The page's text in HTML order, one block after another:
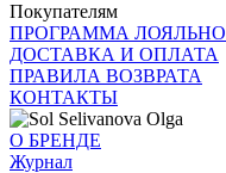
Покупателям
ПРОГРАММА
ДОСТАВКА И ОПЛАТА
ПРАВИЛА ВОЗВРАТА
КОНТАКТЫ
О БРЕНДЕ
Журнал